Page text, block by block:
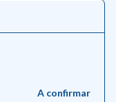
A confirmar